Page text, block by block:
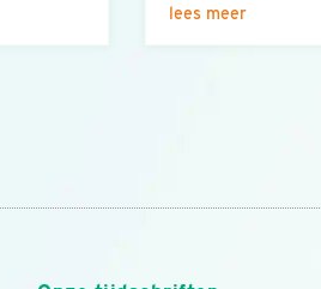
lees meer